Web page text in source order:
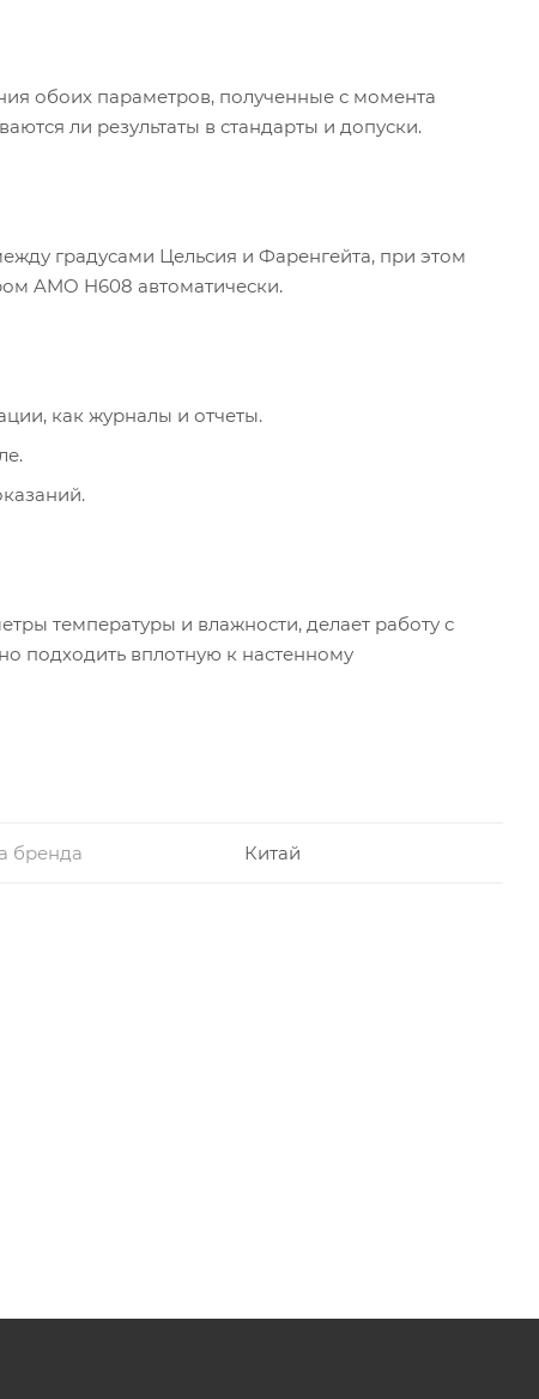
обоих параметров, полученные с момента
ли результаты в стандарты и допуски.
градусами Цельсия и Фаренгейта, при этом
AMO H608 автоматически.
как журналы и отчеты.
температуры и влажности, делает работу с
подходить вплотную к настенному
бренда Китай